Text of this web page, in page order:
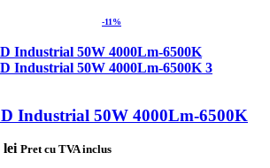
-11%
Industrial 50W 4000Lm-6500K
a fost: 280,54 lei.
lei Prețul curent este: 248,31 lei.
Pret cu TVA inclus